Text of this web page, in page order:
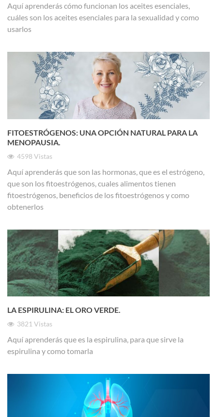
Aquí aprenderás cómo funcionan los aceites esenciales,
cuáles son los aceites esenciales para la sexualidad y como
usarlos
FITOESTRÓGENOS: UNA OPCIÓN NATURAL PARA LA
MENOPAUSIA.
4598 Vistas
Aquí aprenderás que son las hormonas, que es el estrógeno,
que son los fitoestrógenos, cuales alimentos tienen
fitoestrógenos, beneficios de los fitoestrógenos y como
obtenerlos
LA ESPIRULINA: EL ORO VERDE.
3821 Vistas
Aquí aprenderás que es la espirulina, para que sirve la
espirulina y como tomarla